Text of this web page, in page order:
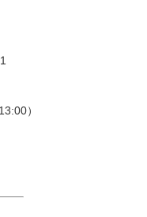
）